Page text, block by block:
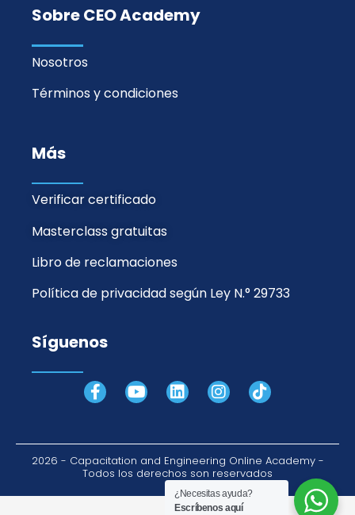
Sobre CEO Academy
Nosotros
Términos y condiciones
Más
Verificar certificado
Masterclass gratuitas
Libro de reclamaciones
Política de privacidad según Ley N.° 29733
Síguenos
F
a
o
o
k
Y
o
b
e
L
i
d
i
n
I
n
g
r
a
T
i
k
2026 - Capacitation and Engineering Online Academy -
Todos los derechos son reservados
¿Necesitas ayuda?
Escríbenos aquí